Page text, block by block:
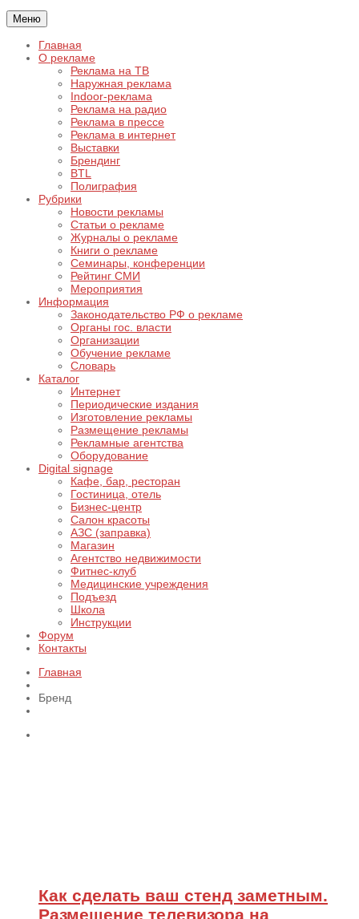
Меню
Главная
О рекламе
Реклама на ТВ
Наружная реклама
Indoor-реклама
Реклама на радио
Реклама в прессе
Реклама в интернет
Выставки
Брендинг
BTL
Полиграфия
Рубрики
Новости рекламы
Статьи о рекламе
Журналы о рекламе
Книги о рекламе
Семинары, конференции
Рейтинг СМИ
Мероприятия
Информация
Законодательство РФ о рекламе
Органы гос. власти
Организации
Обучение рекламе
Словарь
Каталог
Интернет
Периодические издания
Изготовление рекламы
Размещение рекламы
Рекламные агентства
Оборудование
Digital signage
Кафе, бар, ресторан
Гостиница, отель
Бизнес-центр
Салон красоты
АЗС (заправка)
Магазин
Агентство недвижимости
Фитнес-клуб
Медицинские учреждения
Подъезд
Школа
Инструкции
Форум
Контакты
Главная
Бренд
Как сделать ваш стенд заметным.
Размещение телевизора на